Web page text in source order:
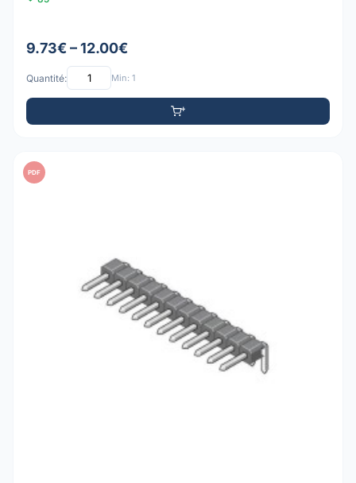
9.73€ – 12.00€
Quantité: Min: 1
PDF